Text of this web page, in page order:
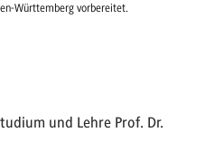
Württemberg vorbereitet.
und Lehre Prof. Dr.